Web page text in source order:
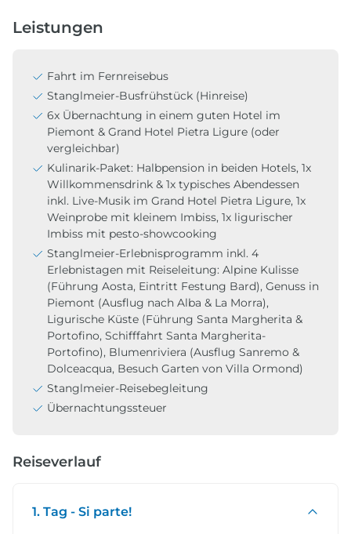
Leistungen
Fahrt im Fernreisebus
Stanglmeier-Busfrühstück (Hinreise)
6x Übernachtung in einem guten Hotel im
Piemont & Grand Hotel Pietra Ligure (oder
vergleichbar)
Kulinarik-Paket: Halbpension in beiden Hotels, 1x
Willkommensdrink & 1x typisches Abendessen
inkl. Live-Musik im Grand Hotel Pietra Ligure, 1x
Weinprobe mit kleinem Imbiss, 1x ligurischer
Imbiss mit pesto-showcooking
Stanglmeier-Erlebnisprogramm inkl. 4
Erlebnistagen mit Reiseleitung: Alpine Kulisse
(Führung Aosta, Eintritt Festung Bard), Genuss in
Piemont (Ausflug nach Alba & La Morra),
Ligurische Küste (Führung Santa Margherita &
Portofino, Schifffahrt Santa Margherita-
Portofino), Blumenriviera (Ausflug Sanremo &
Dolceacqua, Besuch Garten von Villa Ormond)
Stanglmeier-Reisebegleitung
Übernachtungssteuer
Reiseverlauf
1. Tag - Si parte!